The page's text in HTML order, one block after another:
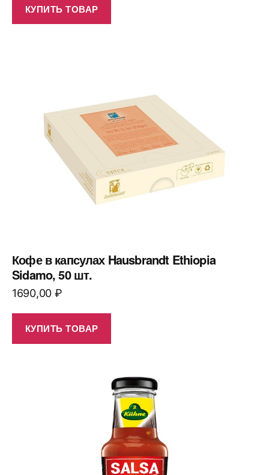
КУПИТЬ ТОВАР
Кофе в капсулах Hausbrandt Ethiopia
Sidamo, 50 шт.
1690,00 ₽
КУПИТЬ ТОВАР